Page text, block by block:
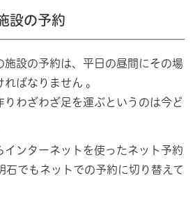
設の予約
施設の予約は、平日の昼間にその場
ばなりません 。
りわざわざ足を運ぶというのは今ど
インターネットを使ったネット予約
石でもネットでの予約に切り替えて